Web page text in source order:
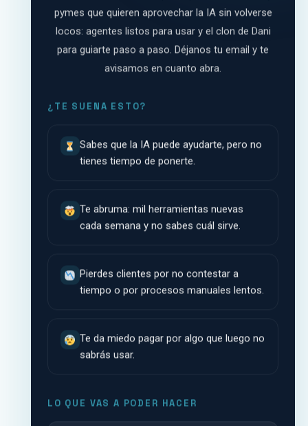
pymes que quieren aprovechar la IA sin volverse
locos: agentes listos para usar y el clon de Dani
para guiarte paso a paso. Déjanos tu email y te
avisamos en cuanto abra.
¿TE SUENA ESTO?
Sabes que la IA puede ayudarte, pero no
tienes tiempo de ponerte.
Te abruma: mil herramientas nuevas
cada semana y no sabes cuál sirve.
Pierdes clientes por no contestar a
tiempo o por procesos manuales lentos.
Te da miedo pagar por algo que luego no
sabrás usar.
LO QUE VAS A PODER HACER